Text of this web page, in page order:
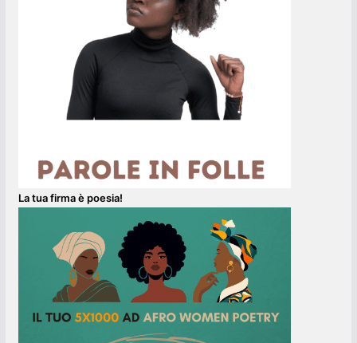
La tua firma è poesia!